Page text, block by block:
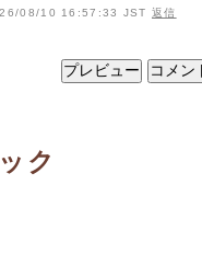
08/10 16:57:33 JST返信
ク